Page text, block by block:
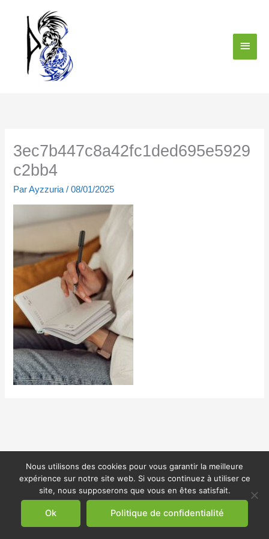
contenu
3ec7b447c8a42fc1ded695e5929
c2bb4
ParAyzzuria/08/01/2025
Nous utilisons des cookies pour vous garantir la meilleure
expérience sur notre site web. Si vous continuez à utiliser ce
site, nous supposerons que vous en êtes satisfait.
Ok Politique de confidentialité